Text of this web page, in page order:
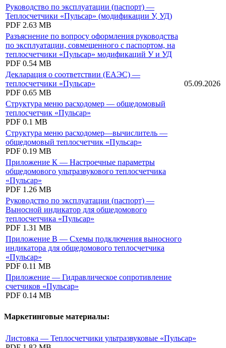
Руководство по эксплуатации (паспорт) —
Теплосчетчики «Пульсар» (модификации У, УД)
PDF 2.63 MB
Разъяснение по вопросу оформления руководства
по эксплуатации, совмещенного с паспортом, на
теплосчетчики «Пульсар» модификаций У и УД
PDF 0.54 MB
Декларация о соответствии (ЕАЭС) —
теплосчетчики «Пульсар»
PDF 0.65 MB
05.09.2026
Структура меню расходомер — общедомовый
теплосчетчик «Пульсар»
PDF 0.1 MB
Структура меню расходомер—вычислитель —
общедомовый теплосчетчик «Пульсар»
PDF 0.19 MB
Приложение К — Настроечные параметры
общедомового ультразвукового теплосчетчика
«Пульсар»
PDF 1.26 MB
Руководство по эксплуатации (паспорт) —
Выносной индикатор для общедомового
теплосчетчика «Пульсар»
PDF 1.31 MB
Приложение В — Схемы подключения выносного
индикатора для общедомового теплосчетчика
«Пульсар»
PDF 0.11 MB
Приложение — Гидравлическое сопротивление
счетчиков «Пульсар»
PDF 0.14 MB
Маркетинговые материалы:
Листовка — Теплосчетчики ультразвуковые «Пульсар»